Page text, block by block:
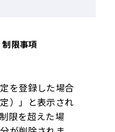
制限事項
を登録した場合
）」と表示され
限を超えた場